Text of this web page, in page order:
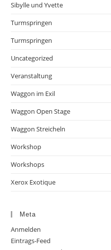
Sibylle und Yvette
Turmspringen
Turmspringen
Uncategorized
Veranstaltung
Waggon im Exil
Waggon Open Stage
Waggon Streicheln
Workshop
Workshops
Xerox Exotique
Meta
Anmelden
Eintrags-Feed